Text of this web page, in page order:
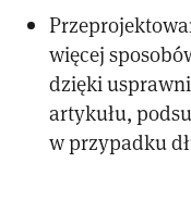
więcej
dzięki
artykułu,
w przypadku